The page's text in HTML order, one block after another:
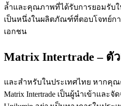
ล้ำและคุณภาพที่ได้รับการยอมรับใ
เป็นหนึ่งในผลิตภัณฑ์ที่ตอบโจทย์ก
เอกชน
Matrix Intertrade – ตั
และสำหรับในประเทศไทย หากคุณ
Matrix Intertrade เป็นผู้นำเข้าและ